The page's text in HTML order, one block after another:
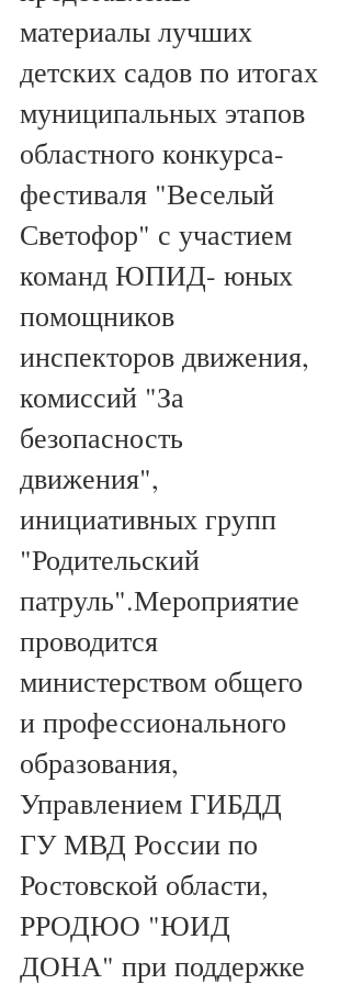
материалы лучших
детских садов по итогах
муниципальных этапов
областного конкурса-
фестиваля "Веселый
Светофор" с участием
команд ЮПИД- юных
помощников
инспекторов движения,
комиссий "За
безопасность
движения",
инициативных групп
"Родительский
патруль".Мероприятие
проводится
министерством общего
и профессионального
образования,
Управлением ГИБДД
ГУ МВД России по
Ростовской области,
РРОДЮО "ЮИД
ДОНА" при поддержке